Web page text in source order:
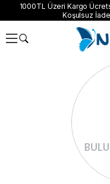
1000TL Üzeri Kargo
Koşulsuz